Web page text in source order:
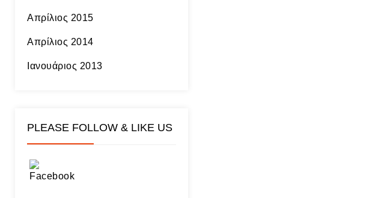
Απρίλιος 2015
Απρίλιος 2014
Ιανουάριος 2013
PLEASE FOLLOW & LIKE US